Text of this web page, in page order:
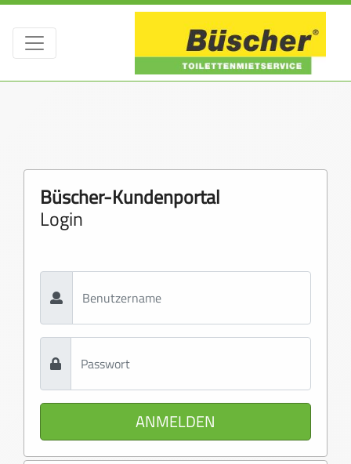
Büscher-Kundenportal
Login
ANMELDEN